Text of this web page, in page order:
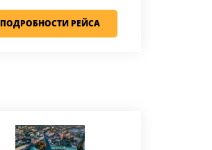
ПОДРОБНОСТИ РЕЙСА